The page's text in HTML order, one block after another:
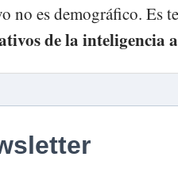
no es demográfico. Es
de la inteligencia